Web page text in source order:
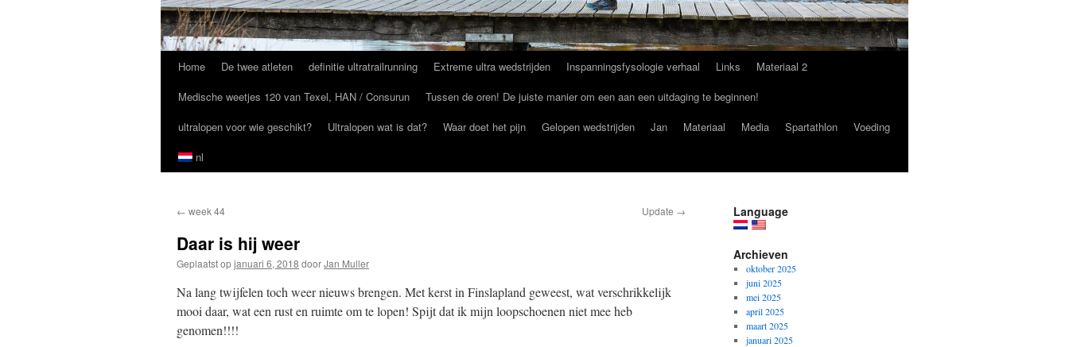
naar
inhoud
Home De twee atleten definitie ultratrailrunning Extreme ultra wedstrijden Inspanningsfysologie verhaal Links
Materiaal 2
Medische weetjes 120 van Texel, HAN / Consurun
Tussen de oren! De juiste manier om een aan een uitdaging te beginnen!
ultralopen voor wie geschikt?
Ultralopen wat is dat? Waar doet het pijn Gelopen wedstrijden Jan Materiaal Media Spartathlon
Voeding
nl
← week 44 Update →
Daar is hij weer
Geplaatst opjanuari 6, 2018 doorJan Muller
Na lang twijfelen toch weer nieuws brengen. Met kerst in Finslapland geweest, wat verschrikkelijk
mooi daar, wat een rust en ruimte om te lopen! Spijt dat ik mijn loopschoenen niet mee heb
genomen!!!!
Language
Archieven
oktober 2025
juni 2025
mei 2025
april 2025
maart 2025
januari 2025